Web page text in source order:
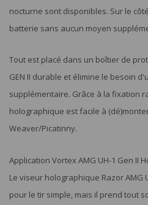
nocturne sont disponibles. Sur le
batterie sans aucun moyen
Tout est placé dans un boîtier de
GEN II durable et élimine le besoin
supplémentaire. Grâce à la fixation
holographique est facile à
Weaver/Picatinny.
Application Vortex AMG UH-1 Gen II
Le viseur holographique Razor AMG
pour le tir simple, mais il prend tout